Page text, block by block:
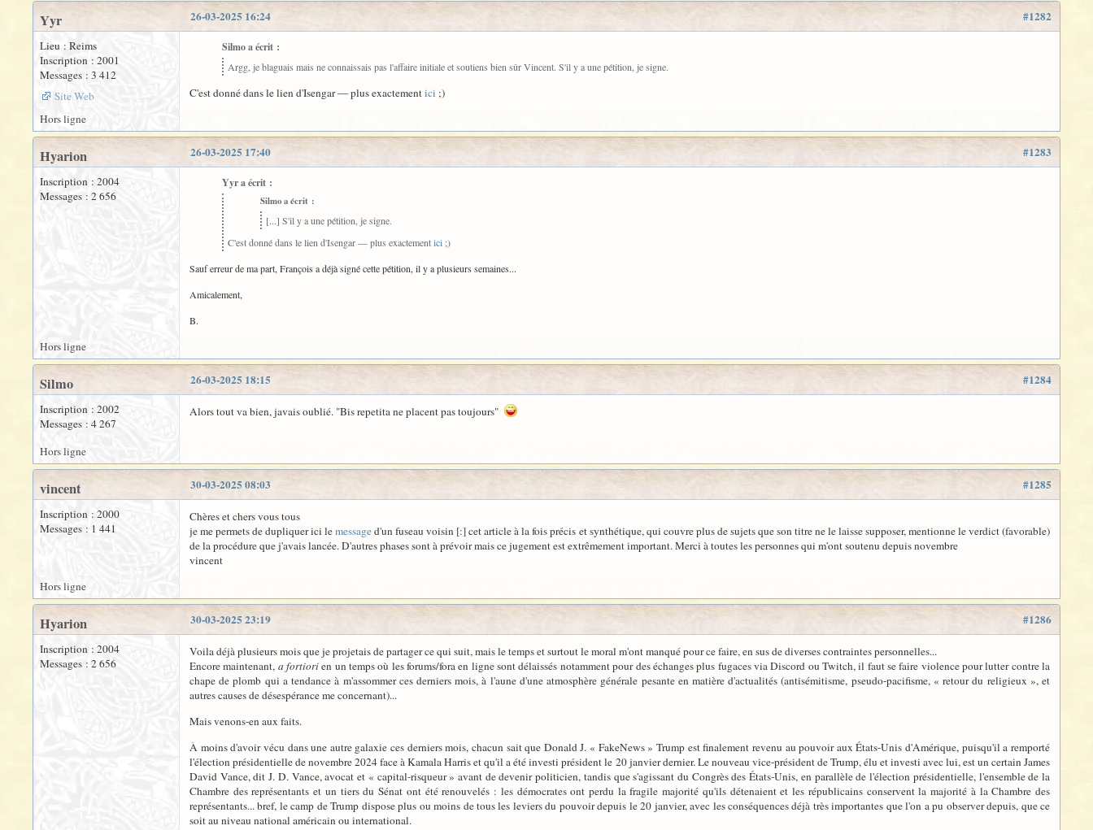
#1282
26-03-2025 16:24
Yyr
Lieu : Reims
Inscription : 2001
Messages : 3 412
Site Web
Silmo a écrit :
Argg, je blaguais mais ne connaissais pas l'affaire initiale et soutiens bien sûr Vincent. S'il y a une pétition, je signe.
C'est donné dans le lien d'Isengar — plus exactementici ;)
Hors ligne
#1283
26-03-2025 17:40
Hyarion
Inscription : 2004
Messages : 2 656
Yyr a écrit :
Silmo a écrit :
[...] S'il y a une pétition, je signe.
C'est donné dans le lien d'Isengar — plus exactementici ;)
Sauf erreur de ma part, François a déjà signé cette pétition, il y a plusieurs semaines...
Amicalement,
B.
Hors ligne
#1284
26-03-2025 18:15
Silmo
Inscription : 2002
Messages : 4 267
Alors tout va bien, javais oublié. "Bis repetita ne placent pas toujours"
Hors ligne
#1285
30-03-2025 08:03
vincent
Inscription : 2000
Messages : 1 441
Chères et chers vous tous
je me permets de dupliquer ici lemessaged'un fuseau voisin [:] cet article à la fois précis et synthétique, qui couvre plus de sujets que son titre ne le laisse supposer, mentionne le verdict (favorable)
de la procédure que j'avais lancée. D'autres phases sont à prévoir mais ce jugement est extrêmement important. Merci à toutes les personnes qui m'ont soutenu depuis novembre
vincent
Hors ligne
#1286
30-03-2025 23:19
Hyarion
Inscription : 2004
Messages : 2 656
Voila déjà plusieurs mois que je projetais de partager ce qui suit, mais le temps et surtout le moral m'ont manqué pour ce faire, en sus de diverses contraintes personnelles...
Encore maintenant, a fortiorien un temps où les forums/fora en ligne sont délaissés notamment pour des échanges plus fugaces via Discord ou Twitch, il faut se faire violence pour lutter contre la
chape de plomb qui a tendance à m'assommer ces derniers mois, à l'aune d'une atmosphère générale pesante en matière d'actualités (antisémitisme, pseudo-pacifisme, « retour du religieux », et
autres causes de désespérance me concernant)...
Mais venons-en aux faits.
À moins d'avoir vécu dans une autre galaxie ces derniers mois, chacun sait que Donald J. « FakeNews » Trump est finalement revenu au pouvoir aux États-Unis d'Amérique, puisqu'il a remporté
l'élection présidentielle de novembre 2024 face à Kamala Harris et qu'il a été investi président le 20 janvier dernier. Le nouveau vice-président de Trump, élu et investi avec lui, est un certain James
David Vance, dit J. D. Vance, avocat et « capital-risqueur » avant de devenir politicien, tandis que s'agissant du Congrès des États-Unis, en parallèle de l'élection présidentielle, l'ensemble de la
Chambre des représentants et un tiers du Sénat ont été renouvelés : les démocrates ont perdu la fragile majorité qu'ils détenaient et les républicains conservent la majorité à la Chambre des
représentants... bref, le camp de Trump dispose plus ou moins de tous les leviers du pouvoir depuis le 20 janvier, avec les conséquences déjà très importantes que l'on a pu observer depuis, que ce
soit au niveau national américain ou international.